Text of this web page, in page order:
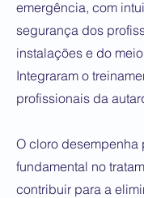
emergência, com
segurança dos
instalações e do
Integraram o
profissionais da
O cloro desempenha
fundamental no
contribuir para a